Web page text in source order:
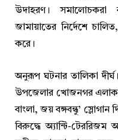
উদাহরণ। সমালোচকরা
জামায়াতের নির্দেশে
করে।
অনুরূপ ঘটনার তালিকা
উপজেলার খোজনগর
বাংলা, জয় বঙ্গবন্ধু’
বিরুদ্ধে অ্যান্টি-